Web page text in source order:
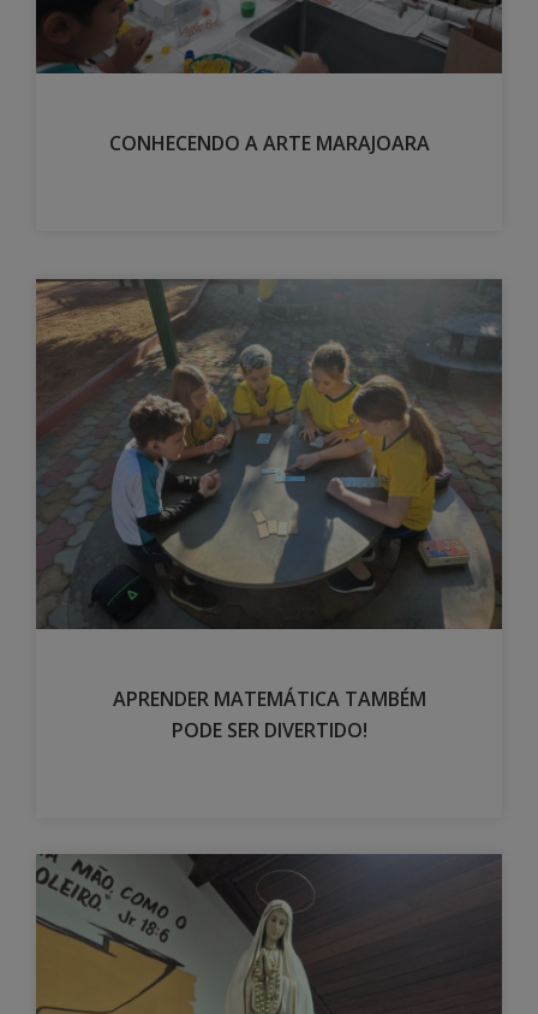
CONHECENDO A ARTE MARAJOARA
APRENDER MATEMÁTICA TAMBÉM
PODE SER DIVERTIDO!